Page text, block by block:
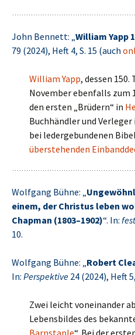
John Bennett: „William Yapp
79 (2024), Heft 4, S. 15 (auch
William Yapp, dessen 150.
November ebenfalls zum
den ersten „Brüdern“ in
Buchhändler und
bei ledergebundenen
überstehenden
Wolfgang Bühne: „
einem, der Christus leben
Chapman (1803–1902)“. In:
10.
Wolfgang Bühne: „Robert
In: Perspektive 24 (2024), Heft
Zwei leicht voneinander
Lebensbildes des
Barnstaple“. Bei der